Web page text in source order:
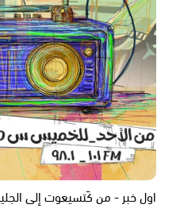
اول خبر - من كَتسيعوت إلى